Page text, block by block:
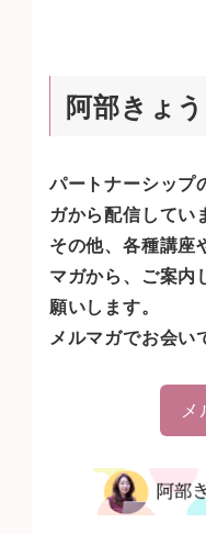
阿部きょ
パートナーシップ
ガから配信してい
その他、各種講座
マガから、ご案内
願いします。
メルマガでお会い
メ